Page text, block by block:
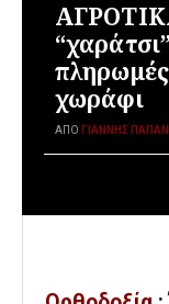
χωράφι
ΑΠΌ ΓΙΆΝΝΗΣ